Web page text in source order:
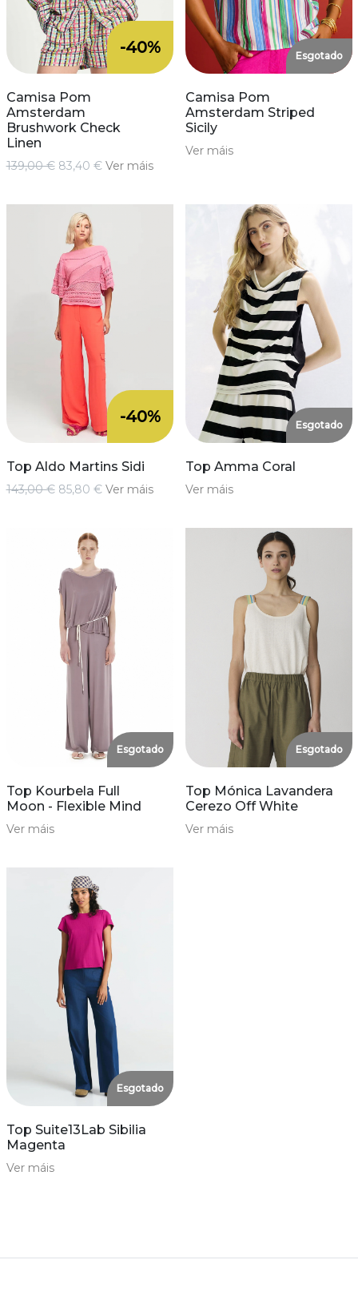
-40%
Camisa Pom
Amsterdam
Brushwork Check
Linen
139,00 € 83,40 € Ver máis
Esgotado
Camisa Pom
Amsterdam Striped
Sicily
Ver máis
-40%
Top Aldo Martins Sidi
143,00 € 85,80 € Ver máis
Esgotado
Top Amma Coral
Ver máis
Esgotado
Top Kourbela Full
Moon - Flexible Mind
Ver máis
Esgotado
Top Mónica Lavandera
Cerezo Off White
Ver máis
Esgotado
Top Suite13Lab Sibilia
Magenta
Ver máis